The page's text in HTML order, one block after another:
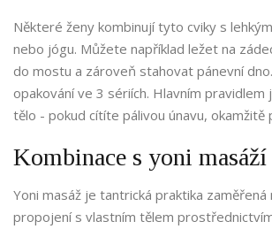
Některé ženy kombinují tyto cviky s
nebo jógu. Můžete například ležet na
do mostu a zároveň stahovat pánevní
opakování ve 3 sériích. Hlavním pravidlem
tělo - pokud cítíte pálivou únavu, okamžitě
Kombinace s yoni
Yoni masáž je tantrická praktika zaměřená
propojení s vlastním tělem